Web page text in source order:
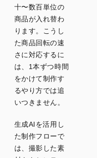
十〜数百単位の
商品が入れ替わ
ります。こうし
た商品回転の速
さに対応するに
は、1本ずつ時間
をかけて制作す
るやり方では追
いつきません。
生成AIを活用し
た制作フローで
は、撮影した素